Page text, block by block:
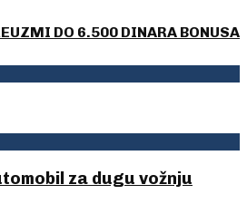
DO 6.500 DINARA BONUSA
za dugu vožnju